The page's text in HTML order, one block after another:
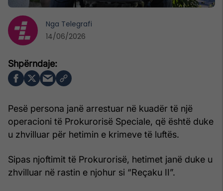
Pesë persona janë arrestuar në kuadër të një
operacioni të Prokurorisë Speciale, që është duke
u zhvilluar për hetimin e krimeve të luftës.
Sipas njoftimit të Prokurorisë, hetimet janë duke u
zhvilluar në rastin e njohur si “Reçaku II”.
Nga Telegrafi
14/06/2026